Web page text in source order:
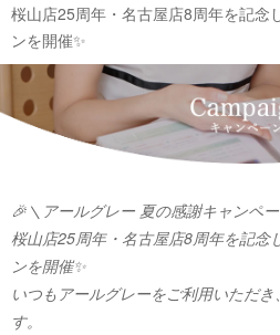
桜山店25周年・名古屋店8周年を記念
ンを開催✨
🎉＼アールグレー 夏の感謝キャンペ
桜山店25周年・名古屋店8周年を記念
ンを開催✨
いつもアールグレーをご利用いただき
す。